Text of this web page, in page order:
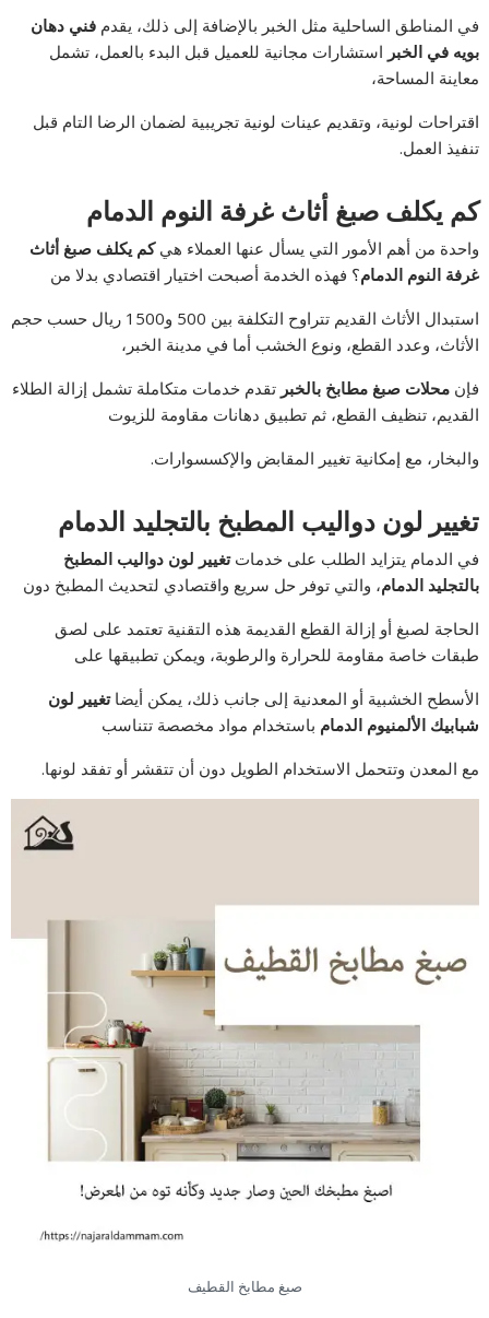
في المناطق الساحلية مثل الخبر بالإضافة إلى ذلك، يقدمفني دهان
بويه في الخبر استشارات مجانية للعميل قبل البدء بالعمل، تشمل
معاينة المساحة،
اقتراحات لونية، وتقديم عينات لونية تجريبية لضمان الرضا التام قبل
تنفيذ العمل.
كم يكلف صبغ أثاث غرفة النوم الدمام
واحدة من أهم الأمور التي يسأل عنها العملاء هيكم يكلف صبغ أثاث
غرفة النوم الدمام؟ فهذه الخدمة أصبحت اختيار اقتصادي بدلا من
استبدال الأثاث القديم تتراوح التكلفة بين 500 و1500 ريال حسب حجم
الأثاث، وعدد القطع، ونوع الخشب أما في مدينة الخبر،
فإنمحلات صبغ مطابخ بالخبر تقدم خدمات متكاملة تشمل إزالة الطلاء
القديم، تنظيف القطع، ثم تطبيق دهانات مقاومة للزيوت
والبخار، مع إمكانية تغيير المقابض والإكسسوارات.
تغيير لون دواليب المطبخ بالتجليد الدمام
في الدمام يتزايد الطلب على خدماتتغيير لون دواليب المطبخ
بالتجليد الدمام، والتي توفر حل سريع واقتصادي لتحديث المطبخ دون
الحاجة لصبغ أو إزالة القطع القديمة هذه التقنية تعتمد على لصق
طبقات خاصة مقاومة للحرارة والرطوبة، ويمكن تطبيقها على
الأسطح الخشبية أو المعدنية إلى جانب ذلك، يمكن أيضاتغيير لون
شبابيك الألمنيوم الدمام باستخدام مواد مخصصة تتناسب
مع المعدن وتتحمل الاستخدام الطويل دون أن تتقشر أو تفقد لونها.
صبغ مطابخ القطيف